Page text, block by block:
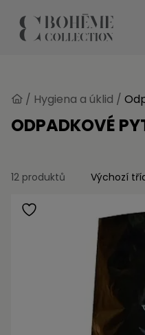
/ Hygiena a úklid /
ODPADKOVÉ
12 produktů